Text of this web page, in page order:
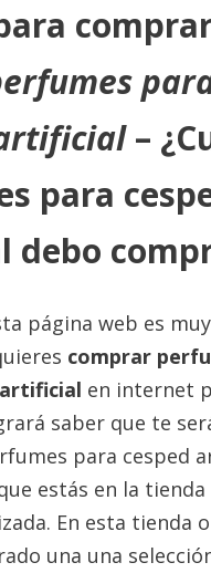
–
para
debo
página web es muy
comprar
en internet
saber que te
para cesped
estás en la tienda
En esta tienda
una una